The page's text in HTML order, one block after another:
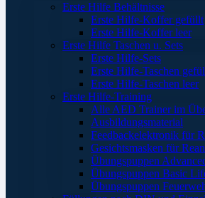
Erste Hilfe Behältnisse
Erste Hilfe-Koffer gefüllt
Erste Hilfe-Koffer leer
Erste Hilfe Taschen u. Sets
Erste Hilfe-Sets
Erste Hilfe-Taschen
Erste Hilfe-Taschen leer
Erste Hilfe-Training
Alle AED Trainer im
Ausbildungsmaterial
Feedbackelektronik für
Gesichtsmasken für
Übungspuppen
Übungspuppen Basic
Übungspuppen